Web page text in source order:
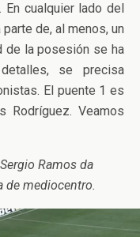
cualquier lado del
de, al menos, un
de la posesión se ha
se precisa
El puente 1 es
Rodríguez. Veamos
Ramos da
de mediocentro.